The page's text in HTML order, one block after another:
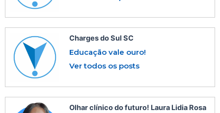
Charges do Sul SC
Educação vale ouro!
Ver todos os posts
Olhar clínico do futuro! Laura Lidia Rosa